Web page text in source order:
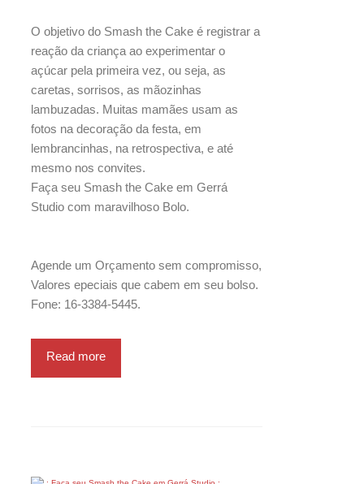
O objetivo do Smash the Cake é registrar a
reação da criança ao experimentar o
açúcar pela primeira vez, ou seja, as
caretas, sorrisos, as mãozinhas
lambuzadas. Muitas mamães usam as
fotos na decoração da festa, em
lembrancinhas, na retrospectiva, e até
mesmo nos convites.
Faça seu Smash the Cake em Gerrá
Studio com maravilhoso Bolo.
Agende um Orçamento sem compromisso,
Valores epeciais que cabem em seu bolso.
Fone: 16-3384-5445.
Read more